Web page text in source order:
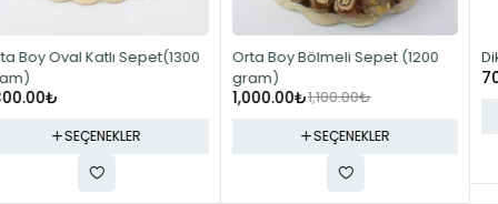
-9%
Orta Boy Bölmeli Sepet (1200
gram)
1,000.00
SEÇENEKLER
Dikdörtgen Sepet (750 gram)
700.00